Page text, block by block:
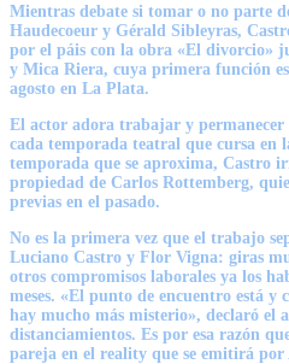
Mientras debate si tomar o no parte
Haudecoeur y Gérald Sibleyras,
por el páis con la obra «El divorcio»
y Mica Riera, cuya primera función
agosto en La Plata.
El actor adora trabajar y
cada temporada teatral que cursa en
temporada que se aproxima, Castro
propiedad de Carlos Rottemberg,
previas en el pasado.
No es la primera vez que el trabajo
Luciano Castro y Flor Vigna: giras
otros compromisos laborales ya los
meses. «El punto de encuentro está y
hay mucho más misterio», declaró el
distanciamientos. Es por esa razón
pareja en el reality que se emitirá por